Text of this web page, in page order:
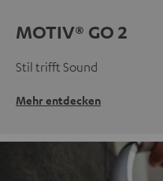
MOTIV® GO 2
Stil trifft Sound
Mehr entdecken